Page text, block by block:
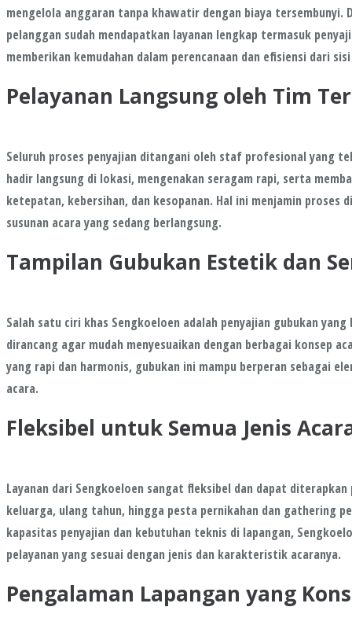
mengelola anggaran tanpa khawatir dengan biaya tersembunyi.
pelanggan sudah mendapatkan layanan lengkap termasuk
memberikan kemudahan dalam perencanaan dan efisiensi dari
Pelayanan Langsung oleh Tim
Seluruh proses penyajian ditangani oleh staf profesional yang
hadir langsung di lokasi, mengenakan seragam rapi, serta
ketepatan, kebersihan, dan kesopanan. Hal ini menjamin
susunan acara yang sedang berlangsung.
Tampilan Gubukan Estetik dan
Salah satu ciri khas Sengkoeloen adalah penyajian gubukan
dirancang agar mudah menyesuaikan dengan berbagai konsep
yang rapi dan harmonis, gubukan ini mampu berperan sebagai
acara.
Fleksibel untuk Semua Jenis
Layanan dari Sengkoeloen sangat fleksibel dan dapat
keluarga, ulang tahun, hingga pesta pernikahan dan gathering
kapasitas penyajian dan kebutuhan teknis di lapangan,
pelayanan yang sesuai dengan jenis dan karakteristik acaranya.
Pengalaman Lapangan yang